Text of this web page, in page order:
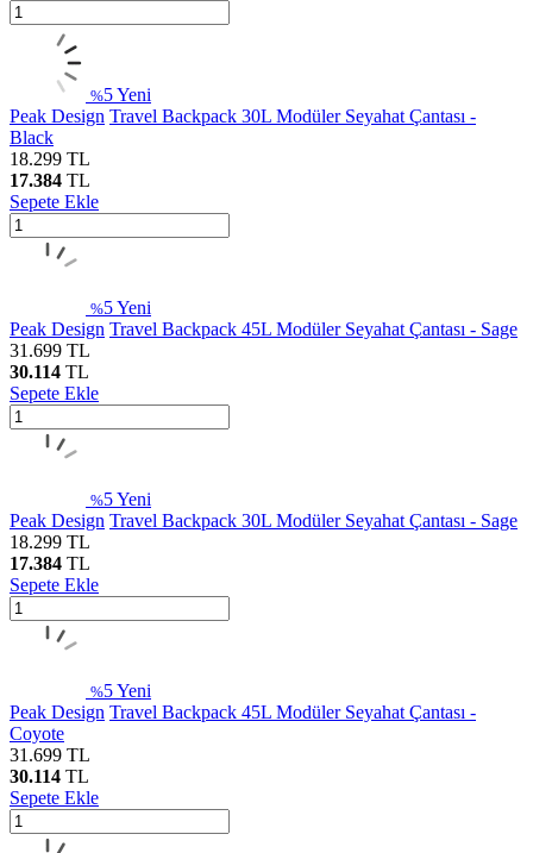
%5Yeni
Peak Design Travel Backpack 30L Modüler Seyahat Çantası -
Black
18.299 TL
17.384 TL
Sepete Ekle
%5Yeni
Peak Design Travel Backpack 45L Modüler Seyahat Çantası - Sage
31.699 TL
30.114 TL
Sepete Ekle
%5Yeni
Peak Design Travel Backpack 30L Modüler Seyahat Çantası - Sage
18.299 TL
17.384 TL
Sepete Ekle
%5Yeni
Peak Design Travel Backpack 45L Modüler Seyahat Çantası -
Coyote
31.699 TL
30.114 TL
Sepete Ekle